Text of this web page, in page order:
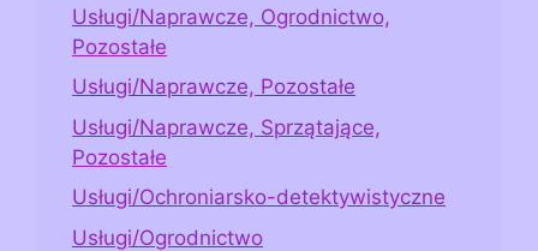
Usługi/Naprawcze, Ogrodnictwo,
Pozostałe
Usługi/Naprawcze, Pozostałe
Usługi/Naprawcze, Sprzątające,
Pozostałe
Usługi/Ochroniarsko-detektywistyczne
Usługi/Ogrodnictwo